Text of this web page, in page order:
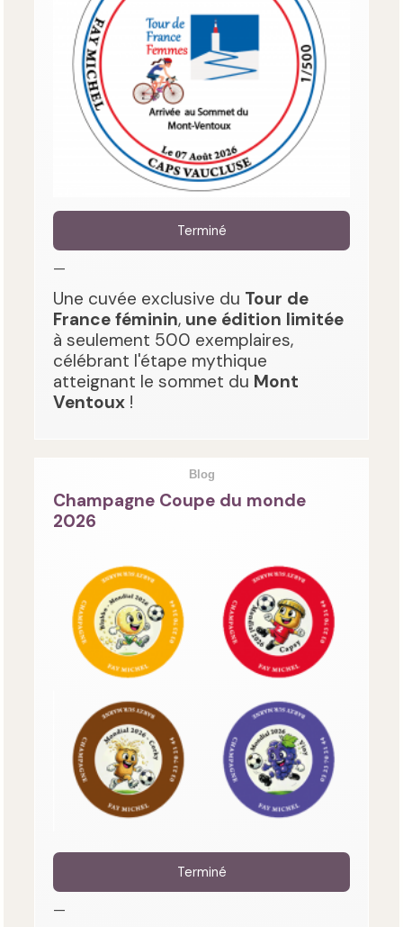
Terminé
—
Une cuvée exclusive du Tour de
France féminin, une édition limitée
à seulement 500 exemplaires,
célébrant l'étape mythique
atteignant le sommet du Mont
Ventoux !
Blog
Champagne Coupe du monde
2026
Terminé
—